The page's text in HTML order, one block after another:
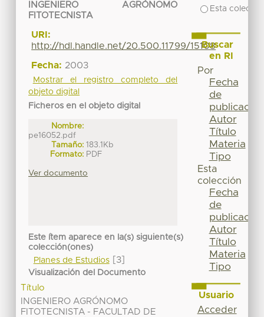
INGENIERO AGRÓNOMO
FITOTECNISTA
URI:
http://hdl.handle.net/20.500.11799/15108
Fecha: 2003
Mostrar el registro completo del
objeto digital
Ficheros en el objeto digital
Nombre:
pe16052.pdf
Tamaño: 183.1Kb
Formato: PDF
Ver documento
Este ítem aparece en la(s) siguiente(s)
colección(ones)
Planes de Estudios[3]
Visualización del Documento
Título
INGENIERO AGRÓNOMO
FITOTECNISTA - FACULTAD DE
Esta
Buscar
en RI
Por
Fecha
de
publicación
Autor
Título
Materia
Tipo
Esta
colección
Fecha
de
publicación
Autor
Título
Materia
Tipo
Usuario
Acceder